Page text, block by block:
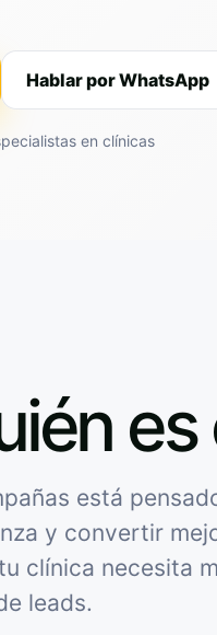
Hablar por WhatsApp
en clínicas
está
y convertir
clínica necesita
leads.